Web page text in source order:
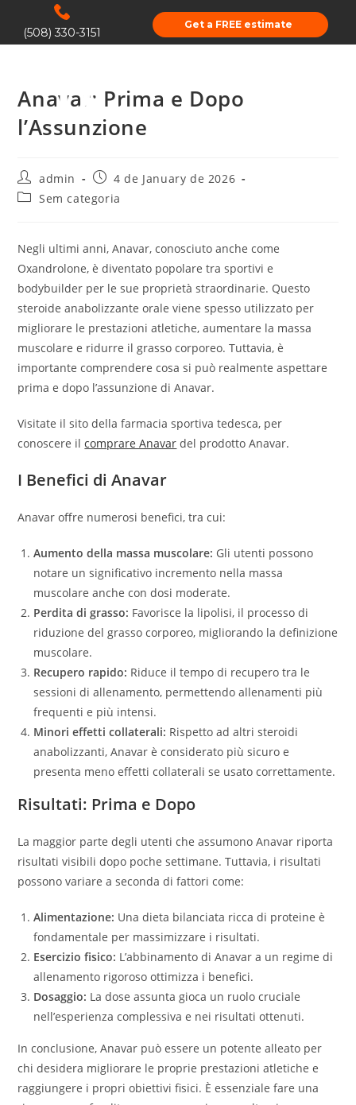
(508) 330-3151
Get a FREE estimate
Anavar: Prima e Dopo
l’Assunzione
admin
4 de January de 2026
Sem categoria
Negli ultimi anni, Anavar, conosciuto anche come
Oxandrolone, è diventato popolare tra sportivi e
bodybuilder per le sue proprietà straordinarie. Questo
steroide anabolizzante orale viene spesso utilizzato per
migliorare le prestazioni atletiche, aumentare la massa
muscolare e ridurre il grasso corporeo. Tuttavia, è
importante comprendere cosa si può realmente aspettare
prima e dopo l’assunzione di Anavar.
Visitate il sito della farmacia sportiva tedesca, per
conoscere ilcomprare Anavar del prodotto Anavar.
I Benefici di Anavar
Anavar offre numerosi benefici, tra cui:
Aumento della massa muscolare: Gli utenti possono
notare un significativo incremento nella massa
muscolare anche con dosi moderate.
Perdita di grasso: Favorisce la lipolisi, il processo di
riduzione del grasso corporeo, migliorando la definizione
muscolare.
Recupero rapido: Riduce il tempo di recupero tra le
sessioni di allenamento, permettendo allenamenti più
frequenti e più intensi.
Minori effetti collaterali: Rispetto ad altri steroidi
anabolizzanti, Anavar è considerato più sicuro e
presenta meno effetti collaterali se usato correttamente.
Risultati: Prima e Dopo
La maggior parte degli utenti che assumono Anavar riporta
risultati visibili dopo poche settimane. Tuttavia, i risultati
possono variare a seconda di fattori come:
Alimentazione: Una dieta bilanciata ricca di proteine è
fondamentale per massimizzare i risultati.
Esercizio fisico: L’abbinamento di Anavar a un regime di
allenamento rigoroso ottimizza i benefici.
Dosaggio: La dose assunta gioca un ruolo cruciale
nell’esperienza complessiva e nei risultati ottenuti.
In conclusione, Anavar può essere un potente alleato per
chi desidera migliorare le proprie prestazioni atletiche e
raggiungere i propri obiettivi fisici. È essenziale fare una